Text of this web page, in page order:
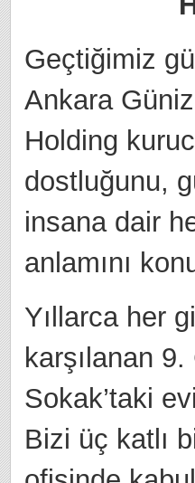
Geçtiğimiz
Ankara
Holding
dostluğunu,
insana dair
anlamını
Yıllarca her
karşılanan
Sokak’taki
Bizi üç katlı